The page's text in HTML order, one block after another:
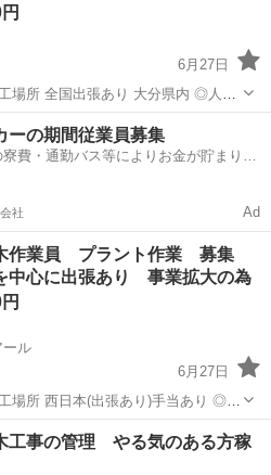
6月27日
場所 全国出張あり 大分県内 ◎人員
機オペ、土木作業 ◎資格 玉掛その
他(あったら尚よし) ◎宿舎 宿舎は弊社で用意します ◎社員登録あり
社員
ーの期間従業員募集
費・通勤バス等によりお金が貯まりや
社 Ad
作業員 プラント作業 募集
心に出張あり 事業拡大の為
ール
6月27日
場所 西日本(出張あり)手当あり ◎工
員 普通作業員10名 ◎作業内容 土木
弊社で用意します
土木 土木作業員
工事の管理 やる気のある方稼